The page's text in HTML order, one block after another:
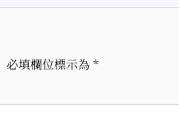
必填欄位標示為*